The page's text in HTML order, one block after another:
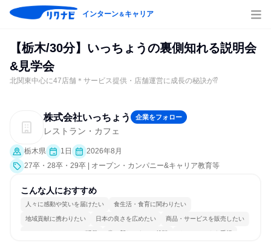
インターン＆キャリア
【栃木/30分】いっちょうの裏側知れる説明会
&見学会
北関東中心に47店舗＊サービス提供・店舗運営に成長の秘訣が⁉
株式会社いっちょう 企業をフォロー
レストラン・カフェ
栃木県 1日
2026年8月
27卒・28卒・29卒 | オープン・カンパニー&キャリア教育等
こんな人におすすめ
人々に感動や笑いを届けたい 食生活・食育に関わりたい
地域貢献に携わりたい 日本の良さを広めたい 商品・サービスを販売したい
コミュニケーションが活発 常に新しいものに挑戦 チームワークを重視